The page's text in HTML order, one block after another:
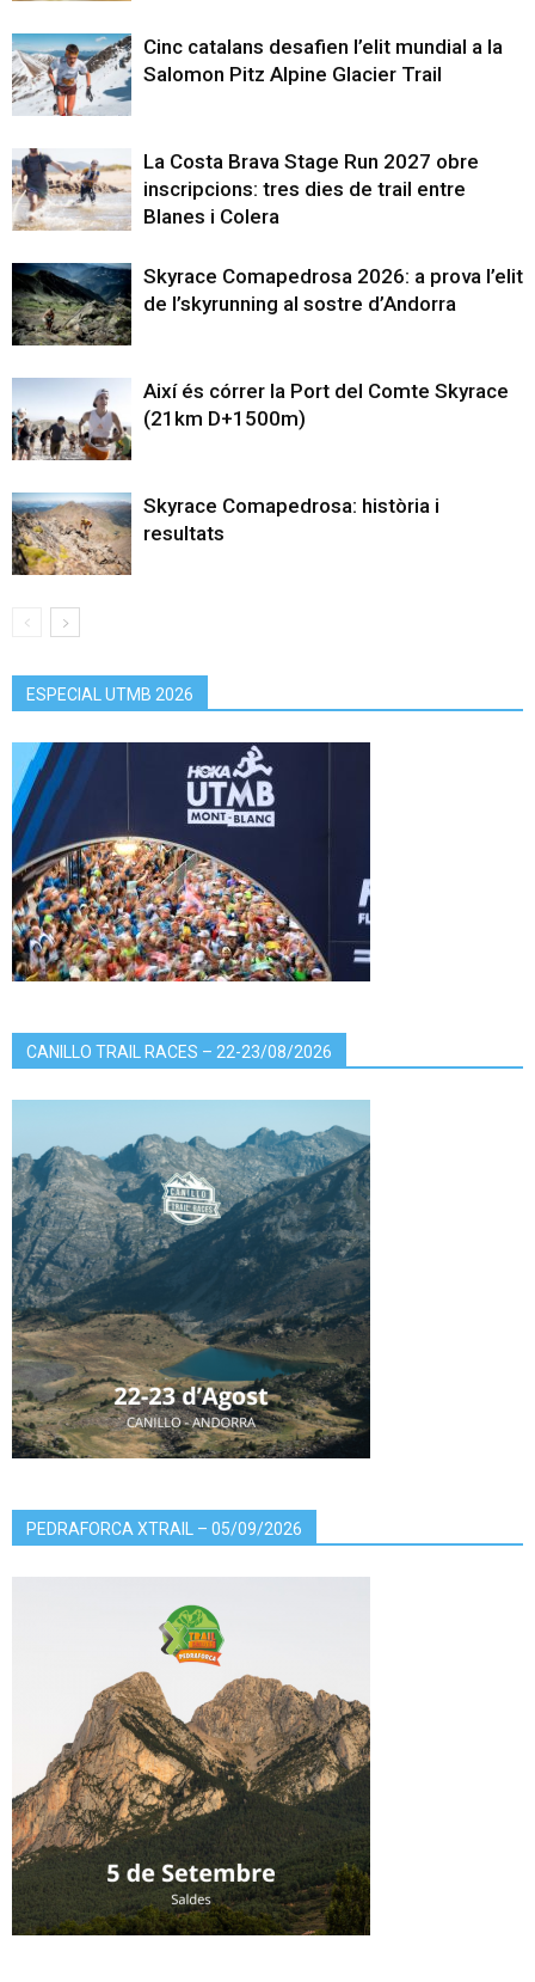
Cinc catalans desafien l’elit mundial a la
Salomon Pitz Alpine Glacier Trail
La Costa Brava Stage Run 2027 obre
inscripcions: tres dies de trail entre
Blanes i Colera
Skyrace Comapedrosa 2026: a prova l’elit
de l’skyrunning al sostre d’Andorra
Així és córrer la Port del Comte Skyrace
(21km D+1500m)
Skyrace Comapedrosa: història i
resultats
ESPECIAL UTMB 2026
CANILLO TRAIL RACES – 22-23/08/2026
PEDRAFORCA XTRAIL – 05/09/2026